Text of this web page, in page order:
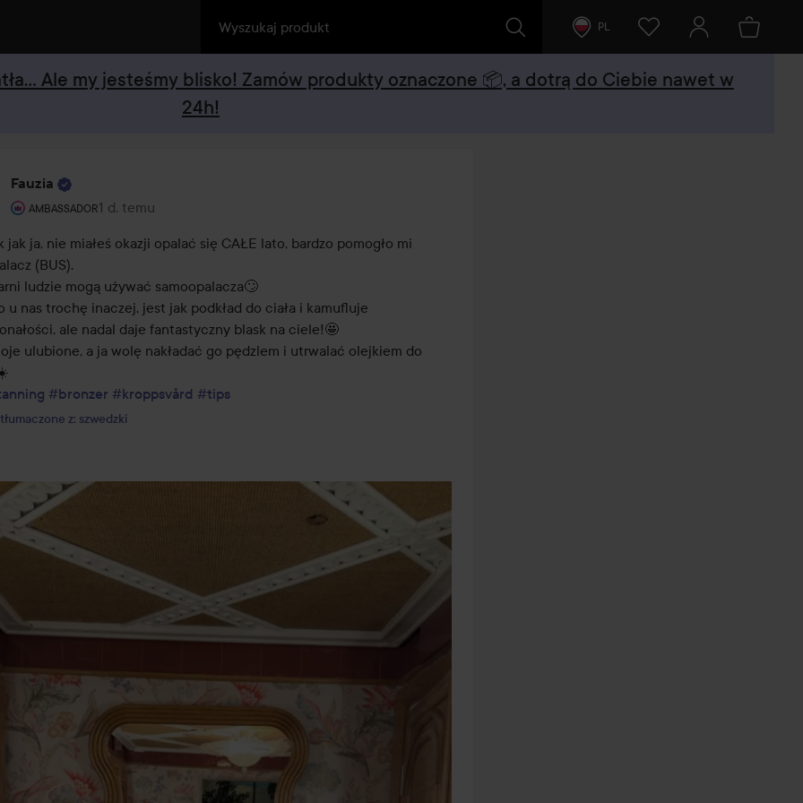
PL
Ale my jesteśmy blisko! Zamów produkty oznaczone 📦, a dotrą do Ciebie nawet w
24h!
Fauzia
AMBASSADOR
Rola użytkownika: Ambassador.
1 d. temu
Post został utworzony 1 d. temu
jak ja, nie miałeś okazji opalać się CAŁE lato, bardzo pomogło mi
(BUS).
ludzie mogą używać samoopalacza🙄
u nas trochę inaczej, jest jak podkład do ciała i kamufluje
ale nadal daje fantastyczny blask na ciele!🤩
ulubione, a ja wolę nakładać go pędzlem i utrwalać olejkiem do
#bronzer #kroppsvård #tips
z: szwedzki